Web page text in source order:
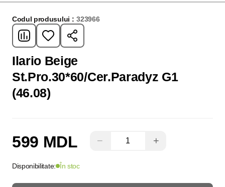
Codul produsului : 323966
Ilario Beige
St.Pro.30*60/Cer.Paradyz G1
(46.08)
599 MDL − +
Disponibilitate: În stoc